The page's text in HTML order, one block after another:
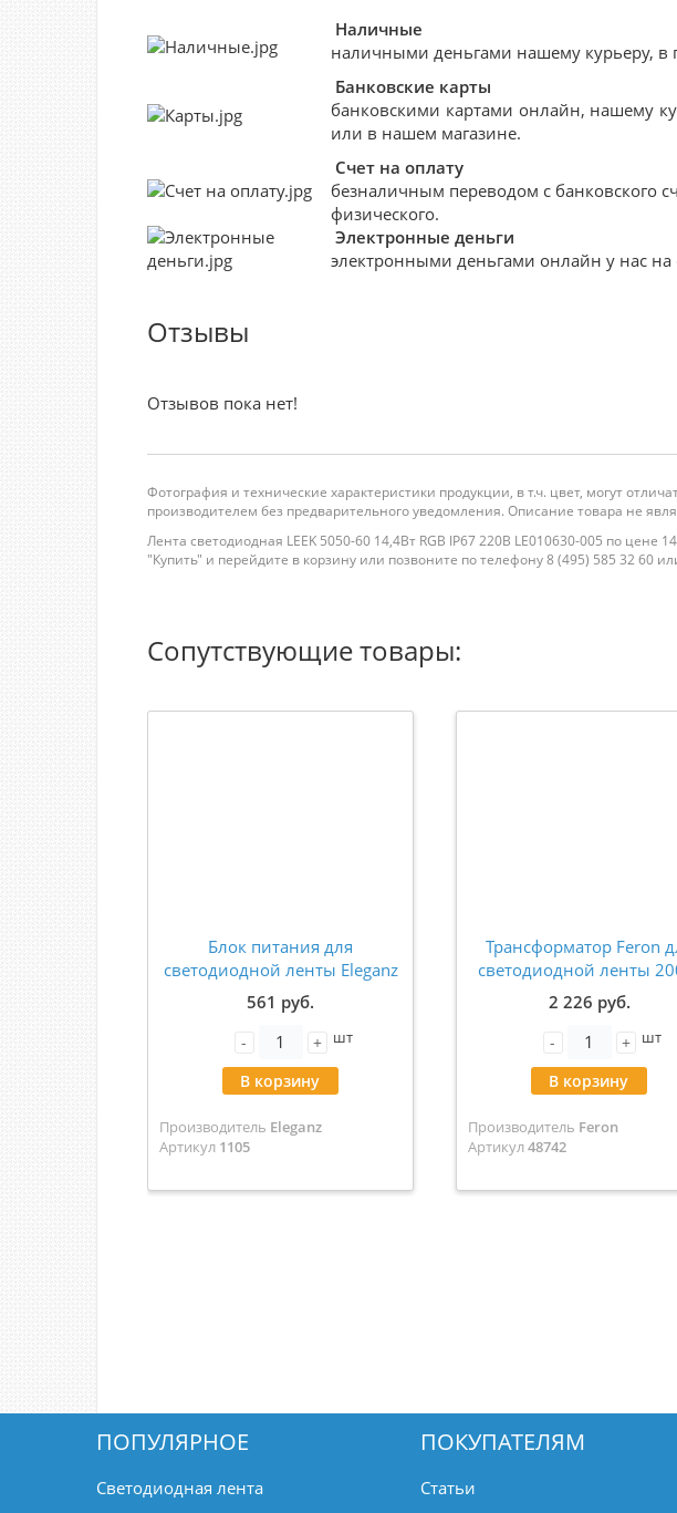
Наличные
наличными деньгами нашему курьеру, в
Банковские карты
банковскими картами онлайн, нашему
или в нашем магазине.
Счет на оплату
безналичным переводом с банковского
физического.
Электронные деньги
электронными деньгами онлайн у нас на
Отзывы
Отзывов пока нет!
Фотография и технические характеристики продукции, в т.ч. цвет, могут
производителем без предварительного уведомления. Описание товара не
Лента светодиодная LEEK 5050-60 14,4Вт RGB IP67 220В LE010630-005 по
"Купить" и перейдите в корзину или позвоните по телефону 8 (495) 585 32 60
Сопутствующие товары:
Блок питания для
светодиодной ленты Eleganz
12V 15W IP67 герметичный
1105
561 руб.
- + шт
В корзину
Производитель Eleganz
Артикул 1105
Трансформатор Feron
светодиодной ленты
24V IP67 (драйвер)
48742
2 226 руб.
- + шт
В корзину
Производитель Feron
Артикул48742
ПОПУЛЯРНОЕ
Светодиодная лента
ПОКУПАТЕЛЯМ
Статьи